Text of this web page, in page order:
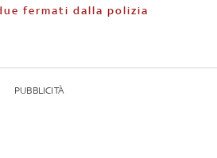
fermati dalla polizia
PUBBLICITÀ